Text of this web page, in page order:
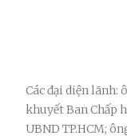
Các đại diện lãnh:
khuyết Ban Chấp
UBND TP.HCM;